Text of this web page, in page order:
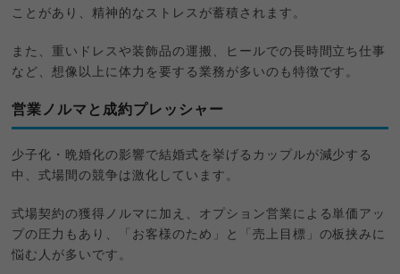
ことがあり、精神的なストレスが蓄積されます。
また、重いドレスや装飾品の運搬、ヒールでの長時間立ち仕事
など、想像以上に体力を要する業務が多いのも特徴です。
営業ノルマと成約プレッシャー
少子化・晩婚化の影響で結婚式を挙げるカップルが減少する
中、式場間の競争は激化しています。
式場契約の獲得ノルマに加え、オプション営業による単価アッ
プの圧力もあり、「お客様のため」と「売上目標」の板挟みに
悩む人が多いです。